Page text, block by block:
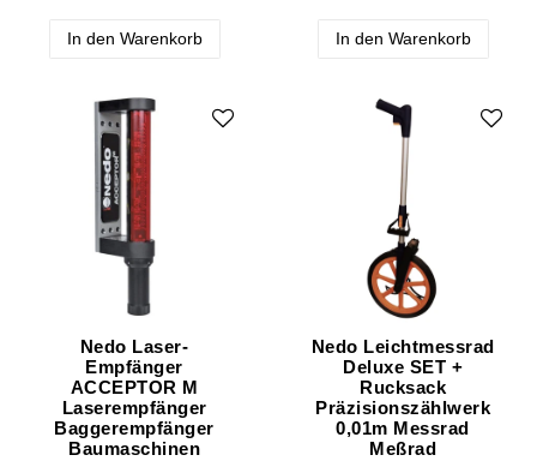
In den Warenkorb In den Warenkorb
Nedo Laser-
Empfänger
ACCEPTOR M
Laserempfänger
Baggerempfänger
Baumaschinen
Nedo Leichtmessrad
Deluxe SET +
Rucksack
Präzisionszählwerk
0,01m Messrad
Meßrad